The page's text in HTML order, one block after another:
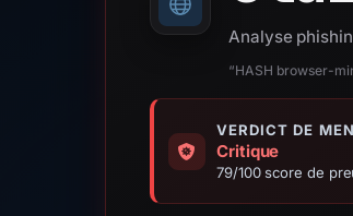
Analyse
“HASH browser-
VERDICT DE
Critique
79/100 score de